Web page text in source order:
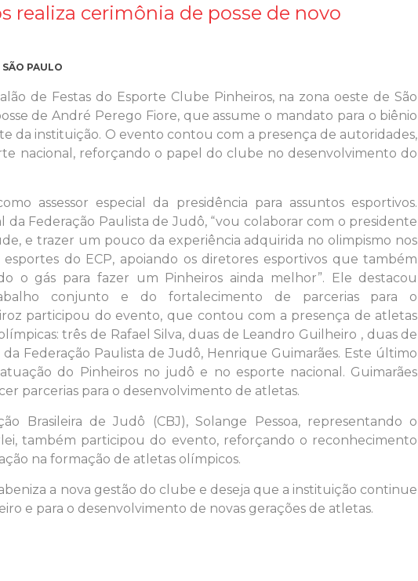
realiza cerimônia de posse de novo
PAULO
de Festas do Esporte Clube Pinheiros, na zona oeste de São
de André Perego Fiore, que assume o mandato para o biênio
da instituição. O evento contou com a presença de autoridades,
nacional, reforçando o papel do clube no desenvolvimento do
assessor especial da presidência para assuntos esportivos.
Federação Paulista de Judô, “vou colaborar com o presidente
e trazer um pouco da experiência adquirida no olimpismo nos
do ECP, apoiando os diretores esportivos que também
o gás para fazer um Pinheiros ainda melhor”. Ele destacou
conjunto e do fortalecimento de parcerias para o
participou do evento, que contou com a presença de atletas
três de Rafael Silva, duas de Leandro Guilheiro , duas de
Federação Paulista de Judô, Henrique Guimarães. Este último
do Pinheiros no judô e no esporte nacional. Guimarães
parcerias para o desenvolvimento de atletas.
Brasileira de Judô (CBJ), Solange Pessoa, representando o
também participou do evento, reforçando o reconhecimento
na formação de atletas olímpicos.
a nova gestão do clube e deseja que a instituição continue
e para o desenvolvimento de novas gerações de atletas.